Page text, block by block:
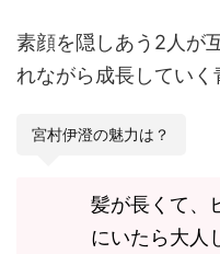
素顔を隠しあう2人が
れながら成長していく
宮村伊澄の魅力は？
髪が長くて、
にいたら大人